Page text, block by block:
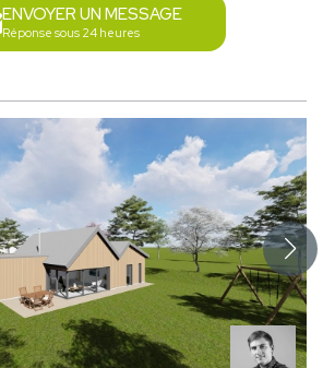
ENVOYER UN MESSAGE
Réponse sous 24 heures